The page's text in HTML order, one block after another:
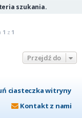
szukania.
1 z 1
Przejdź do
ciasteczka witryny
Kontakt z nami